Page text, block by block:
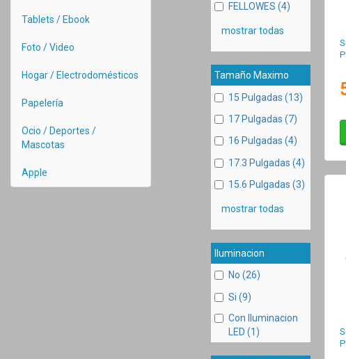
Tablets / Ebook
Foto / Video
Hogar / Electrodomésticos
Papelería
Ocio / Deportes /
Mascotas
Apple
FELLOWES (4)
mostrar todas
Tamaño Maximo
15 Pulgadas (13)
17 Pulgadas (7)
16 Pulgadas (4)
17.3 Pulgadas (4)
15.6 Pulgadas (3)
mostrar todas
Iluminacion
No (26)
Si (9)
Con Iluminacion
LED (1)